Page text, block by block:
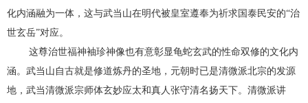
化内涵融为一体，这与武当山在明代被皇室遵奉为祈求国泰民安的“治
世玄岳”对应。
这尊治世福神袖珍神像也有意彰显龟蛇玄武的性命双修的文化内
涵。武当山自古就是修道炼丹的圣地，元朝时已是清微派北宗的发源
地，武当清微派宗师体玄妙应太和真人张守清名扬天下。清微派讲